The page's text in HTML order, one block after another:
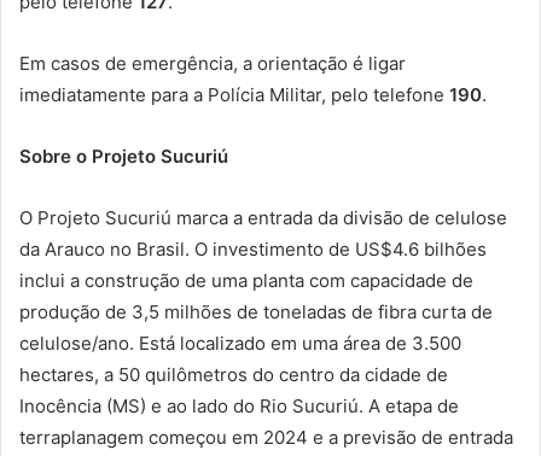
Em casos de emergência, a orientação é ligar
imediatamente para a Polícia Militar, pelo telefone 190.
Sobre o Projeto Sucuriú
O Projeto Sucuriú marca a entrada da divisão de celulose
da Arauco no Brasil. O investimento de US$4.6 bilhões
inclui a construção de uma planta com capacidade de
produção de 3,5 milhões de toneladas de fibra curta de
celulose/ano. Está localizado em uma área de 3.500
hectares, a 50 quilômetros do centro da cidade de
Inocência (MS) e ao lado do Rio Sucuriú. A etapa de
terraplanagem começou em 2024 e a previsão de entrada